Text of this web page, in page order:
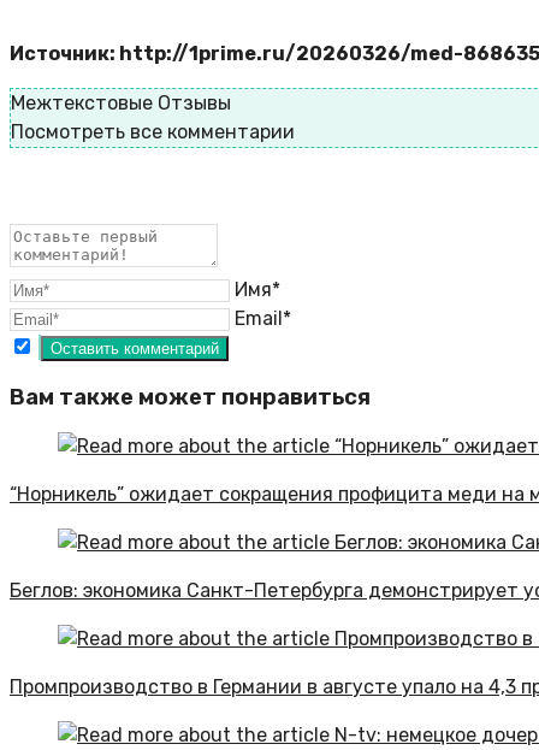
Источник: http://1prime.ru/20260326/med-
Межтекстовые Отзывы
Посмотреть все комментарии
Имя*
Email*
Вам также может понравиться
“Норникель” ожидает сокращения профицита меди на
Беглов: экономика Санкт-Петербурга демонстрирует
Промпроизводство в Германии в августе упало на 4,3